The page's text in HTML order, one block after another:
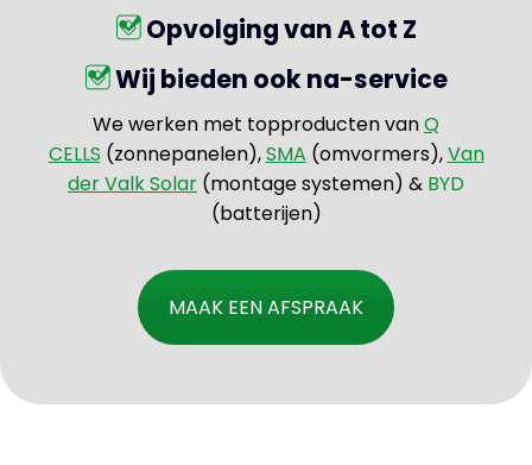
Opvolging van A tot Z
Wij bieden ook na-service
We werken met topproducten vanQ
CELLS (zonnepanelen),SMA (omvormers),Van
der Valk Solar (montage systemen) & BYD
(batterijen)
MAAK EEN AFSPRAAK